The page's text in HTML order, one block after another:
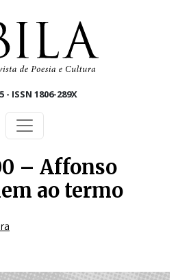
- ISSN 1806-289X
– Affonso
ao termo